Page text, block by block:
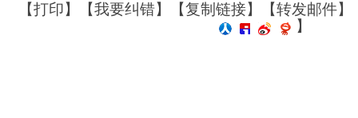
【打印】【我要纠错】【复制链接】【转发邮件】
】